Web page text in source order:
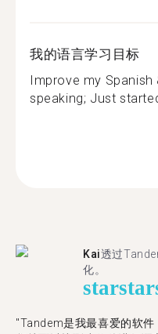
我的语言学习目标
Improve my Spanish
speaking; Just
Kai透过
化。
starstar
"Tandem是我最喜爱的软件